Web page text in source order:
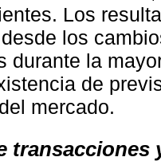
Los
los
durante la
de
mercado.